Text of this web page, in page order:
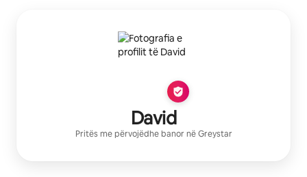
David
Pritës me përvojëdhe banor nëGreystar